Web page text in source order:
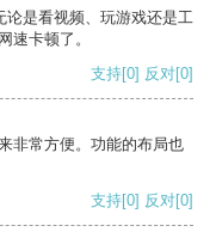
论是看视频、玩游戏还是工
速卡顿了。
支持[0] 反对[0]
非常方便。功能的布局也
支持[0] 反对[0]